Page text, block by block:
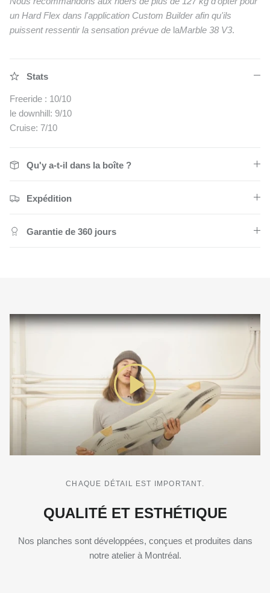
un Hard Flex dans l'application Custom Builder afin qu'ils
puissent ressentir la sensation prévue de laMarble 38 V3.
Stats
Freeride : 10/10
le downhill: 9/10
Cruise: 7/10
Qu'y a-t-il dans la boîte ?
Expédition
Garantie de 360 jours
CHAQUE DÉTAIL EST IMPORTANT.
QUALITÉ ET ESTHÉTIQUE
Nos planches sont développées, conçues et produites dans
notre atelier à Montréal.